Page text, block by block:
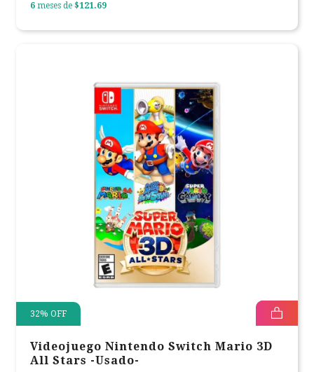
6 meses de $121.69
32% OFF
Videojuego Nintendo Switch Mario 3D
All Stars -Usado-